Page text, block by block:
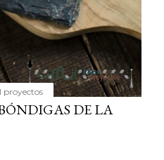
proyectos
DE LA